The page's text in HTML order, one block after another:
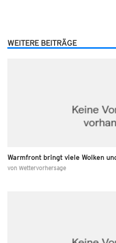
WEITERE BEITRÄGE
Warmfront bringt viele Wolken
von Wettervorhersage